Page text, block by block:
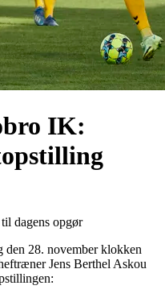
IK:
dagens opgør
28. november klokken
Jens Berthel Askou